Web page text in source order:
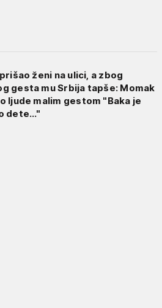
ženi na ulici, a zbog
gesta mu Srbija tapše: Momak
ljude malim gestom "Baka je
dete..."